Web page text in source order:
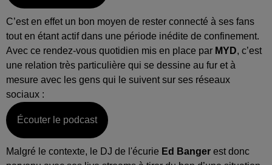
C’est en effet un bon moyen de rester connecté à ses fans
tout en étant actif dans une période inédite de confinement.
Avec ce rendez-vous quotidien mis en place par MYD, c’est
une relation très particulière qui se dessine au fur et à
mesure avec les gens qui le suivent sur ses réseaux
sociaux :
Écouter le podcast
Malgré le contexte, le DJ de l'écurie Ed Banger est donc